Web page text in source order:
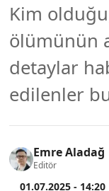
Kim
ölümünün
detaylar
edilenler
Emre Aladağ
Editör
01.07.2025 - 14:20